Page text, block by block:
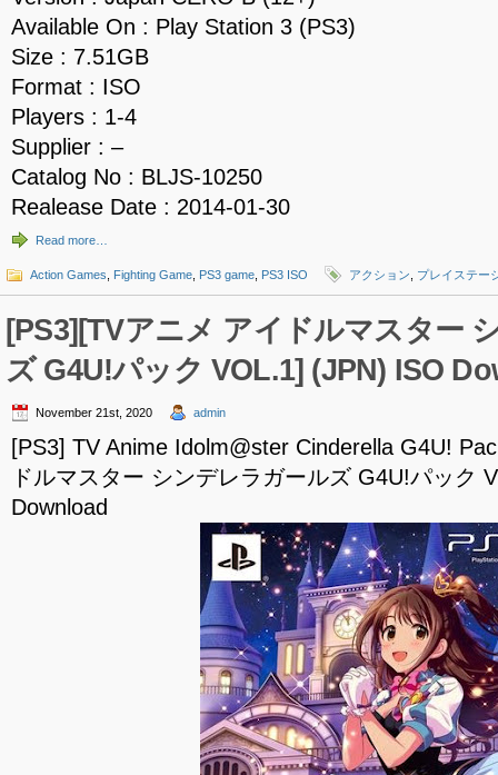
Available On : Play Station 3 (PS3)
Size : 7.51GB
Format : ISO
Players : 1-4
Supplier : –
Catalog No : BLJS-10250
Realease Date : 2014-01-30
Read more…
Action Games Fighting Game PS3 game PS3 ISO アクション プレイステー
[PS3][TVアニメ アイドルマスター
ズ G4U!パック VOL.1] (JPN) ISO
November 21st, 2020 admin
[PS3] TV Anime Idolm@ster Cinderella G4U!
ドルマスター シンデレラガールズ G4U!パック
Download